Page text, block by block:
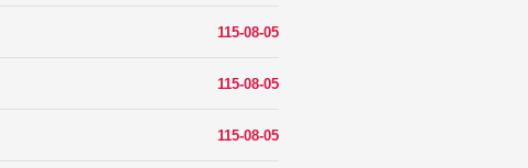
115-08-05
115-08-05
115-08-05